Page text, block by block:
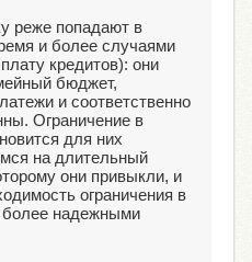
реже попадают в
и более случаями
кредитов): они
бюджет,
и соответственно
Ограничение в
для них
на длительный
они привыкли, и
ограничения в
более надежными